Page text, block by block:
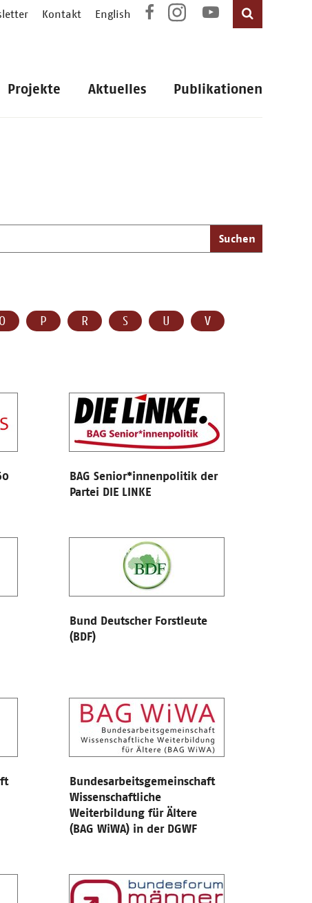
Kontakt English
Projekte Aktuelles Publikationen
Suchen
O P R S U
V
BAG Senior*innenpolitik der
Partei DIE LINKE
Bund Deutscher Forstleute
(BDF)
Bundesarbeitsgemeinschaft
Wissenschaftliche
Weiterbildung für Ältere
(BAG WiWA) in der DGWF